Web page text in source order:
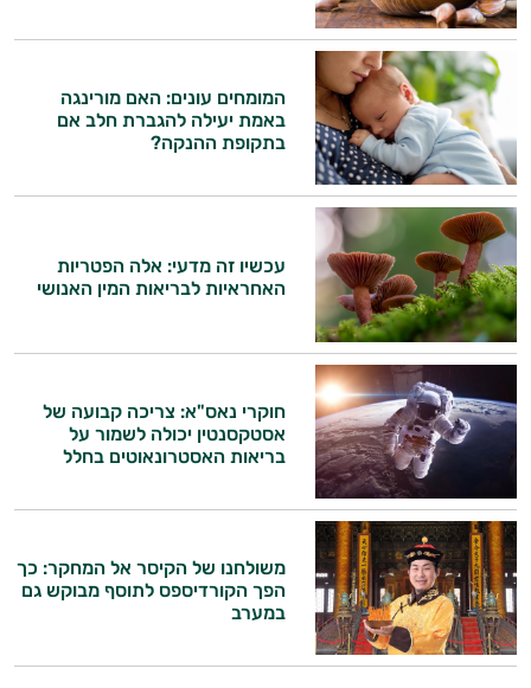
המומחים עונים: האם מורינגה
באמת יעילה להגברת חלב אם
בתקופת ההנקה?
עכשיו זה מדעי: אלה הפטריות
האחראיות לבריאות המין האנושי
חוקרי נאס"א: צריכה קבועה של
אסטקסנטין יכולה לשמור על
בריאות האסטרונאוטים בחלל
משולחנו של הקיסר אל המחקר: כך
הפך הקורדיספס לתוסף מבוקש גם
במערב